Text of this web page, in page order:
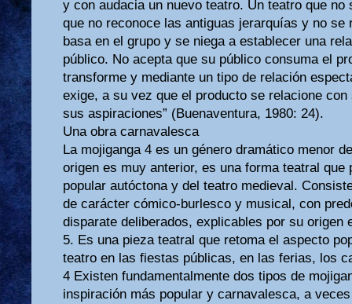
y con audacia un nuevo teatro. Un teatro que no
que no reconoce las antiguas jerarquías y no se
basa en el grupo y se niega a establecer una
público. No acepta que su público consuma el
transforme y mediante un tipo de relación
exige, a su vez que el producto se relacione
sus aspiraciones” (Buenaventura, 1980: 24).
Una obra carnavalesca
La mojiganga 4 es un género dramático menor
origen es muy anterior, es una forma teatral que
popular autóctona y del teatro medieval.
de carácter cómico-burlesco y musical, con
disparate deliberados, explicables por su origen
5. Es una pieza teatral que retoma el aspecto
teatro en las fiestas públicas, en las ferias, los
4 Existen fundamentalmente dos tipos de
inspiración más popular y carnavalesca, a